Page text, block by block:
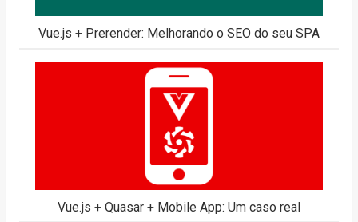
Vue.js + Prerender: Melhorando o SEO do seu SPA
Vue.js + Quasar + Mobile App: Um caso real